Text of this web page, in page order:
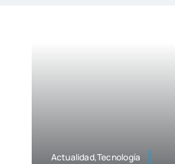
Actualidad,Tecnología